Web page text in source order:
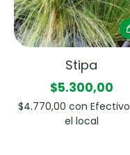
Stipa
$5.300,00
$4.770,00 con
el local